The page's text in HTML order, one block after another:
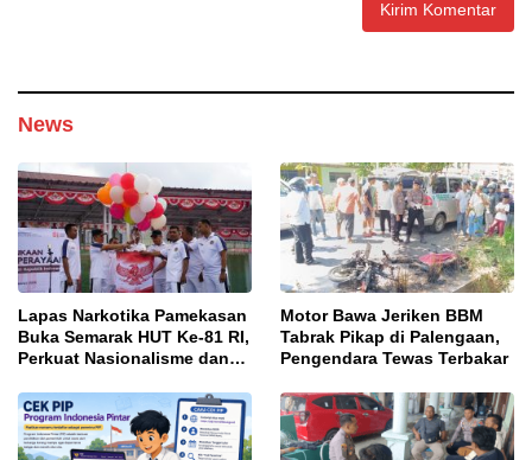
News
Lapas Narkotika Pamekasan
Buka Semarak HUT Ke-81 RI,
Perkuat Nasionalisme dan
Motor Bawa Jeriken BBM
Tabrak Pikap di Palengaan,
Pengendara Tewas Terbakar